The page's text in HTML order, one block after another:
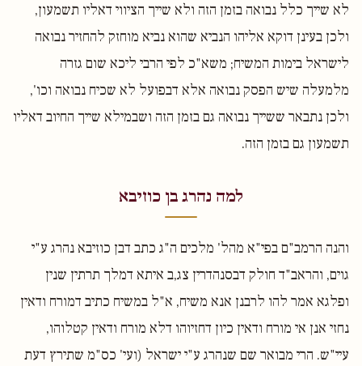
לא שייך כלל נבואה בזמן הזה ולא שייך הציווי דאליו תשמעון,
ולכן בעינן דוקא אליהו הנביא שהוא נביא מוחזק להחזיר נבואה
לישראל בימות המשיח; משא"כ לפי הרבי ליכא שום גזרה
מלמעלה שיש הפסק נבואה אלא דבפועל לא שכיח נבואה וכו',
ולכן נתבאר ששייך נבואה גם בזמן הזה ושבמילא שייך החיוב דאליו
תשמעון גם בזמן הזה.
למה נהרג בן כוזיבא
והנה הרמב"ם בפי"א מהל' מלכים ה"ג כתב דבן כוזיבא נהרג ע"י
גוים, והראב"ד חולק דבסנהדרין צג,ב איתא דמלך תרתין שנין
ופלגא אמר להו לרבנן אנא משיח, א"ל במשיח כתיב דמורח ודאין
נחזי אנן אי מורח ודאין כיון דחזיוהו דלא מורח ודאין קטלוהו,
עיי"ש. הרי מבואר שם שנהרג ע"י ישראל (ועי' כס"מ שתירץ דעת